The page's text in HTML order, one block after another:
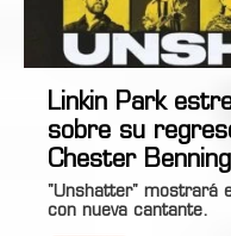
Linkin Park
sobre su
Chester
"Unshatter" mostrará
con nueva cantante.